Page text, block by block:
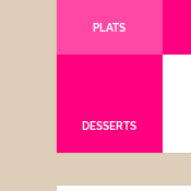
PLATS
DESSERTS